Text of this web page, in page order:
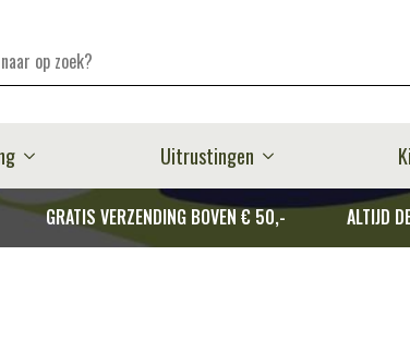
Uitrustingen
GRATIS VERZENDING BOVEN € 50,- ALTIJD